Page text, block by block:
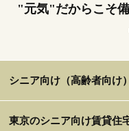
"元気"だからこそ
シニア向け（高齢者向け
東京のシニア向け賃貸住